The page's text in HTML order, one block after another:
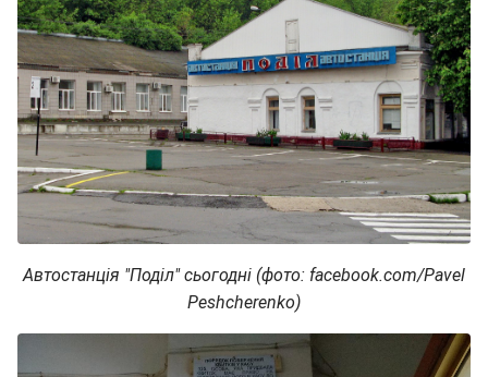
Автостанція "Поділ" сьогодні (фото: facebook.com/Pavel
Peshcherenko)